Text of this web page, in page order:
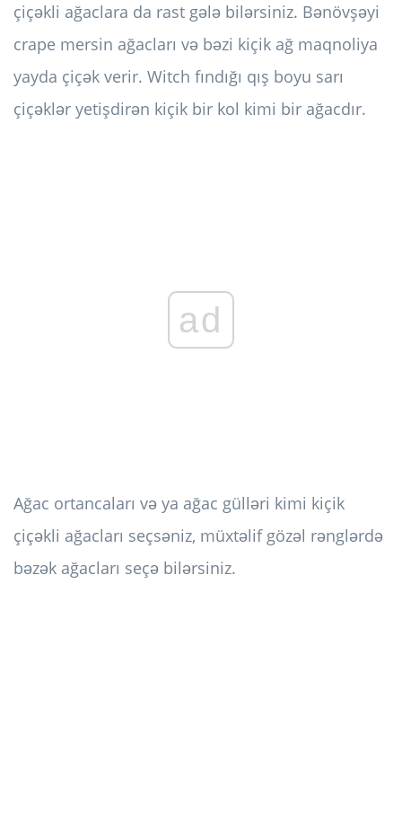
çiçəkli ağaclara da rast gələ bilərsiniz. Bənövşəyi
crape mersin ağacları və bəzi kiçik ağ maqnoliya
yayda çiçək verir. Witch fındığı qış boyu sarı
çiçəklər yetişdirən kiçik bir kol kimi bir ağacdır.
ad
Ağac ortancaları və ya ağac gülləri kimi kiçik
çiçəkli ağacları seçsəniz, müxtəlif gözəl rənglərdə
bəzək ağacları seçə bilərsiniz.